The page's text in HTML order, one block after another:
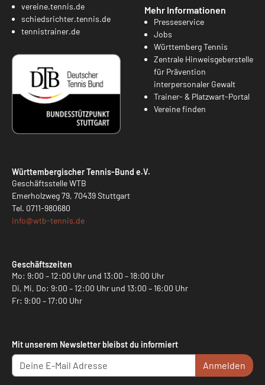
vereine.tennis.de
schiedsrichter.tennis.de
tennistrainer.de
Mehr Informationen
Presseservice
Jobs
Württemberg Tennis
Zentrale Hinweisgeberstelle
für Prävention
interpersonaler Gewalt
Trainer- & Platzwart-Portal
Vereine finden
Württembergischer Tennis-Bund e.V.
Geschäftsstelle WTB
Emerholzweg 79, 70439 Stuttgart
Tel. 0711-980680
info@wtb-tennis.de
Geschäftszeiten
Mo: 9:00 – 12:00 Uhr und 13:00 – 18:00 Uhr
Di, Mi, Do: 9:00 – 12:00 Uhr und 13:00 – 16:00 Uhr
Fr: 9:00 – 17:00 Uhr
Mit unserem Newsletter bleibst du informiert
Anmelden